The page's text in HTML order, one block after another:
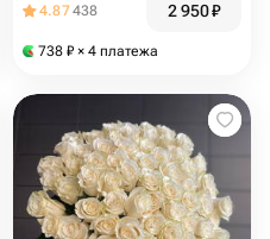
4.87438 2 950₽
738 ₽ × 4 платежа